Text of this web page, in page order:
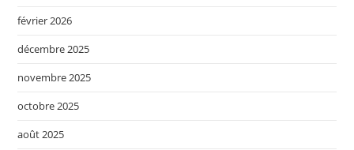
février 2026
décembre 2025
novembre 2025
octobre 2025
août 2025